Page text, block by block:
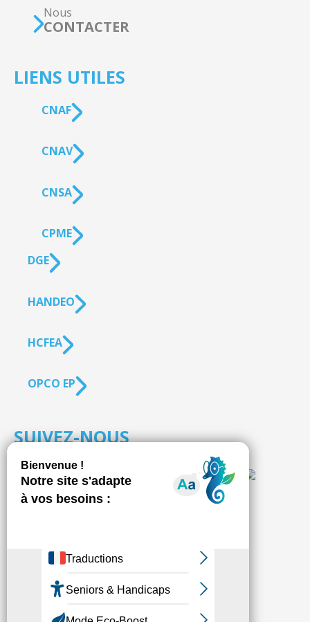
Nous
CONTACTER
LIENS UTILES
CNAF
CNAV
CNSA
CPME
DGE
HANDEO
HCFEA
OPCO EP
SUIVEZ-NOUS
Fédésap © 2021